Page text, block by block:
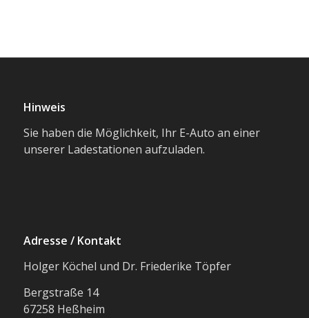
Hinweis
Sie haben die Möglichkeit, Ihr E-Auto an einer
unserer Ladestationen aufzuladen.
Adresse / Kontakt
Holger Köchel und Dr. Friederike Töpfer
Bergstraße 14
67258 Heßheim